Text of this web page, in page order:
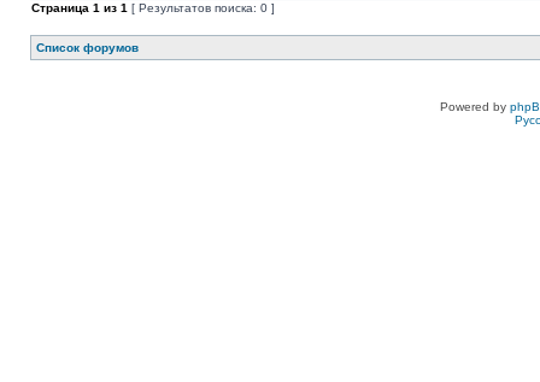
Страница 1 из 1 [ Результатов поиска: 0 ]
Список форумов
Powered by